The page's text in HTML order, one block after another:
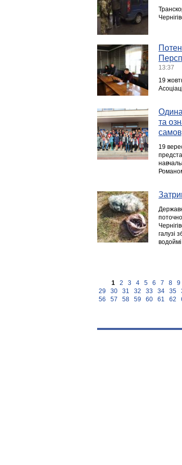
13:37
19
та
19
галузі
1 2 3 4 5 6 7 8 9
29
30 31 32 33 34 35
56
57 58 59 60 61 62